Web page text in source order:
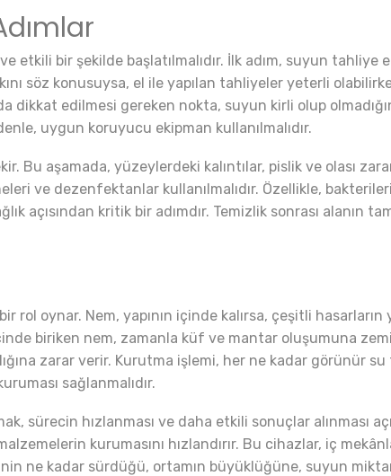
etkili bir şekilde başlatılmalıdır. İlk adım, suyun
söz konusuysa, el ile yapılan tahliyeler yeterli
dikkat edilmesi gereken nokta, suyun kirli olup
uygun koruyucu ekipman kullanılmalıdır.
Bu aşamada, yüzeylerdeki kalıntılar, pislik ve olası
ve dezenfektanlar kullanılmalıdır. Özellikle,
açısından kritik bir adımdır. Temizlik sonrası alanın
rol oynar. Nem, yapının içinde kalırsa, çeşitli hasarların
biriken nem, zamanla küf ve mantar oluşumuna
zarar verir. Kurutma işlemi, her ne kadar görünür
sağlanmalıdır.
sürecin hızlanması ve daha etkili sonuçlar alınması
kurumasını hızlandırır. Bu cihazlar, iç
ne kadar sürdüğü, ortamın büyüklüğüne, suyun